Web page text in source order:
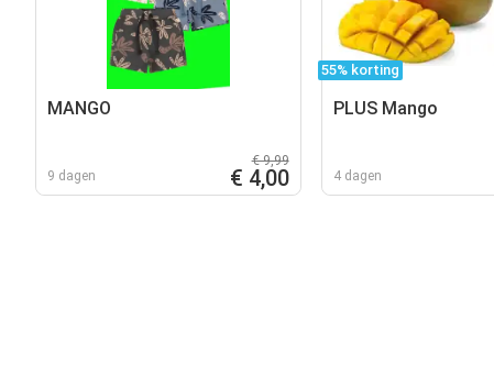
MANGO
9 dagen
€ 9,99
€ 4,00
55% korting
PLUS Mango
4 dagen